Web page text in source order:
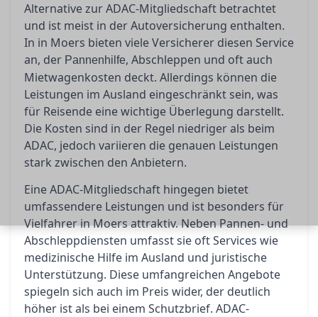
Alternative zur ADAC-Mitgliedschaft betrachtet
und ist meist in der Autoversicherung enthalten.
In in Moers bieten viele Versicherer diesen Service
an, der Pannenhilfe, Abschleppen und oft auch
Mietwagenkosten deckt. Allerdings können die
Leistungen im Ausland eingeschränkt sein, was
für Reisende eine wichtige Überlegung darstellt.
Die Kosten sind in der Regel niedriger als beim
ADAC, jedoch variieren die genauen Leistungen
stark zwischen den Anbietern.
Eine ADAC-Mitgliedschaft hingegen bietet
umfassendere Leistungen und ist besonders für
Vielfahrer in Moers attraktiv. Neben Pannen- und
Abschleppdiensten umfasst sie oft Services wie
medizinische Hilfe im Ausland und juristische
Unterstützung. Diese umfangreichen Angebote
spiegeln sich auch im Preis wider, der deutlich
höher ist als bei einem Schutzbrief. ADAC-